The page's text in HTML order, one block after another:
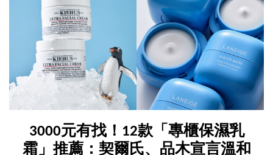
3000元有找！12款「專櫃保濕乳
霜」推薦：契爾氏、品木宣言溫和